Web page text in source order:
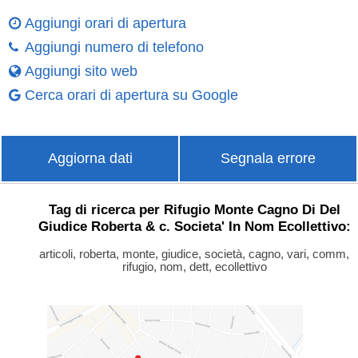
Aggiungi orari di apertura
Aggiungi numero di telefono
Aggiungi sito web
Cerca orari di apertura su Google
Aggiorna dati Segnala errore
Tag di ricerca per Rifugio Monte Cagno Di Del
Giudice Roberta & c. Societa' In Nom Ecollettivo:
articoli, roberta, monte, giudice, società, cagno, vari, comm,
rifugio, nom, dett, ecollettivo